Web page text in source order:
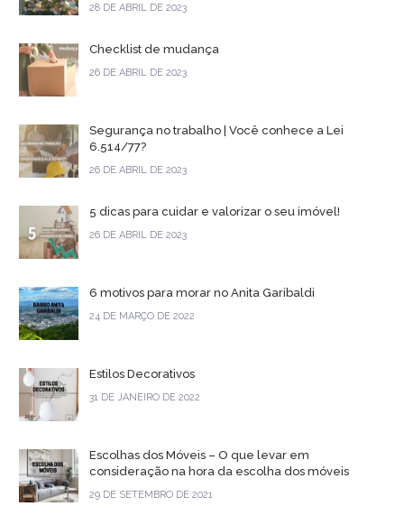
28 DE ABRIL DE 2023
Checklist de mudança
26 DE ABRIL DE 2023
Segurança no trabalho | Você conhece a Lei
6.514/77?
26 DE ABRIL DE 2023
5 dicas para cuidar e valorizar o seu imóvel!
26 DE ABRIL DE 2023
6 motivos para morar no Anita Garibaldi
24 DE MARÇO DE 2022
Estilos Decorativos
31 DE JANEIRO DE 2022
Escolhas dos Móveis – O que levar em
consideração na hora da escolha dos móveis
29 DE SETEMBRO DE 2021